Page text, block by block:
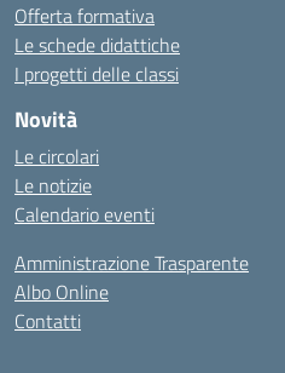
Offerta formativa
Le schede didattiche
I progetti delle classi
Novità
Le circolari
Le notizie
Calendario eventi
Amministrazione Trasparente
Albo Online
Contatti